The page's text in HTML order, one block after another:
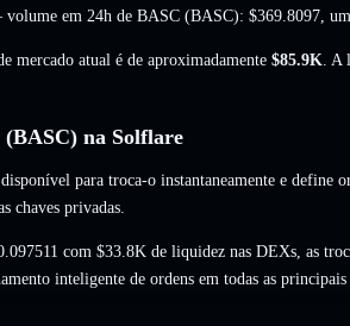
volume em 24h de BASC (BASC): $369.8097
mercado atual é de aproximadamente $85.9K .
(BASC) na Solflare
para troca-o instantaneamente e define
chaves privadas.
com $33.8K de liquidez nas DEXs, as
inteligente de ordens em todas as